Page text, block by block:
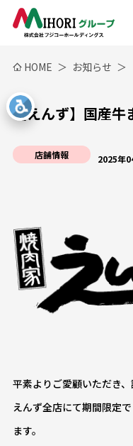
HOME お知らせ
【えんず】国産牛
店舗情報 2025年
平素よりご愛顧いただき、
えんず全店にて期間限定
ます。